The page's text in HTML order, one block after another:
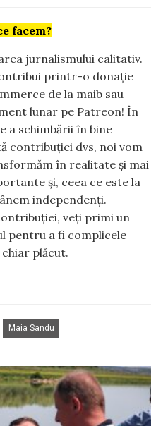
facem?
jurnalismului calitativ.
printr-o donație
de la maib sau
lunar pe Patreon! În
a schimbării în bine
contribuției dvs, noi vom
în realitate și mai
și, ceea ce este la
independenți.
veți primi un
pentru a fi complicele
plăcut.
Maia Sandu